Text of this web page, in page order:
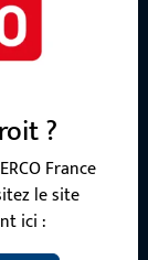
votre
concernant
?
France
le site
ici :